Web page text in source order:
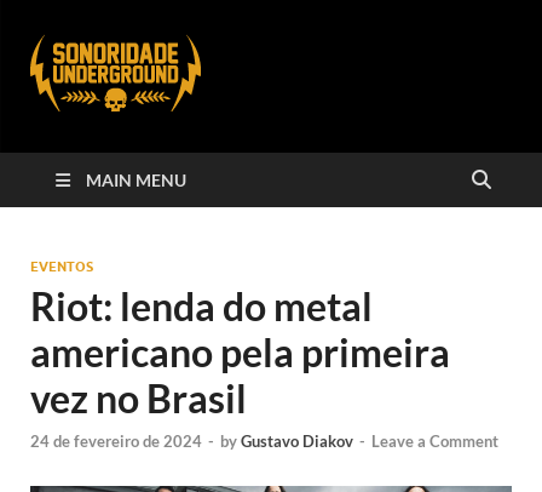
MAIN MENU
EVENTOS
Riot: lenda do metal
americano pela primeira
vez no Brasil
24 de fevereiro de 2024 - byGustavo Diakov - Leave a Comment